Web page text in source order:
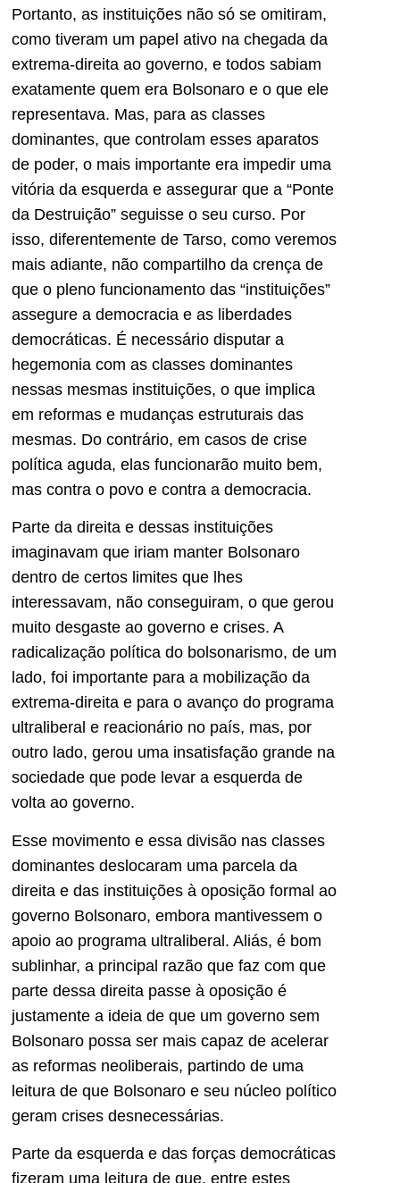
Portanto, as instituições não só se omitiram,
como tiveram um papel ativo na chegada da
extrema-direita ao governo, e todos sabiam
exatamente quem era Bolsonaro e o que ele
representava. Mas, para as classes
dominantes, que controlam esses aparatos
de poder, o mais importante era impedir uma
vitória da esquerda e assegurar que a “Ponte
da Destruição” seguisse o seu curso. Por
isso, diferentemente de Tarso, como veremos
mais adiante, não compartilho da crença de
que o pleno funcionamento das “instituições”
assegure a democracia e as liberdades
democráticas. É necessário disputar a
hegemonia com as classes dominantes
nessas mesmas instituições, o que implica
em reformas e mudanças estruturais das
mesmas. Do contrário, em casos de crise
política aguda, elas funcionarão muito bem,
mas contra o povo e contra a democracia.
Parte da direita e dessas instituições
imaginavam que iriam manter Bolsonaro
dentro de certos limites que lhes
interessavam, não conseguiram, o que gerou
muito desgaste ao governo e crises. A
radicalização política do bolsonarismo, de um
lado, foi importante para a mobilização da
extrema-direita e para o avanço do programa
ultraliberal e reacionário no país, mas, por
outro lado, gerou uma insatisfação grande na
sociedade que pode levar a esquerda de
volta ao governo.
Esse movimento e essa divisão nas classes
dominantes deslocaram uma parcela da
direita e das instituições à oposição formal ao
governo Bolsonaro, embora mantivessem o
apoio ao programa ultraliberal. Aliás, é bom
sublinhar, a principal razão que faz com que
parte dessa direita passe à oposição é
justamente a ideia de que um governo sem
Bolsonaro possa ser mais capaz de acelerar
as reformas neoliberais, partindo de uma
leitura de que Bolsonaro e seu núcleo político
geram crises desnecessárias.
Parte da esquerda e das forças democráticas
fizeram uma leitura de que, entre estes